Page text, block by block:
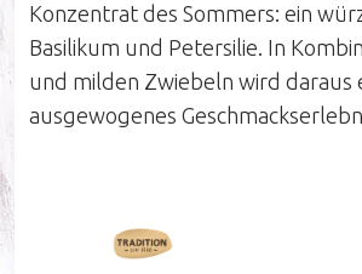
Arbeiten bei
Unser
Konzentrat des Sommers: ein
Basilikum und Petersilie. In
und milden Zwiebeln wird daraus
ausgewogenes